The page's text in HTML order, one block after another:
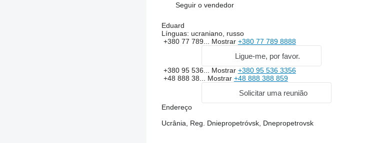
Seguir o vendedor
Eduard
Línguas: ucraniano, russo
+380 77 789... Mostrar +380 77 789 8888
Ligue-me, por favor.
+380 95 536... Mostrar +380 95 536 3356
+48 888 38... Mostrar +48 888 388 859
Solicitar uma reunião
Endereço
Ucrânia, Reg. Dniepropetróvsk, Dnepropetrovsk